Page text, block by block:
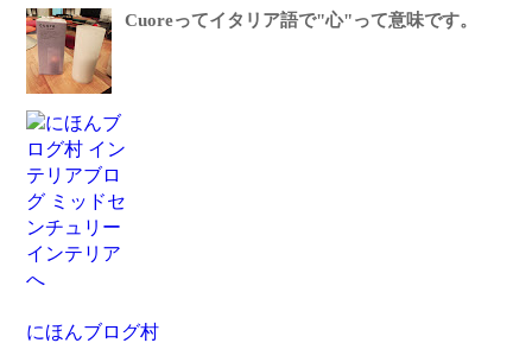
Cuoreってイタリア語で"心"って意味です。
にほんブログ村